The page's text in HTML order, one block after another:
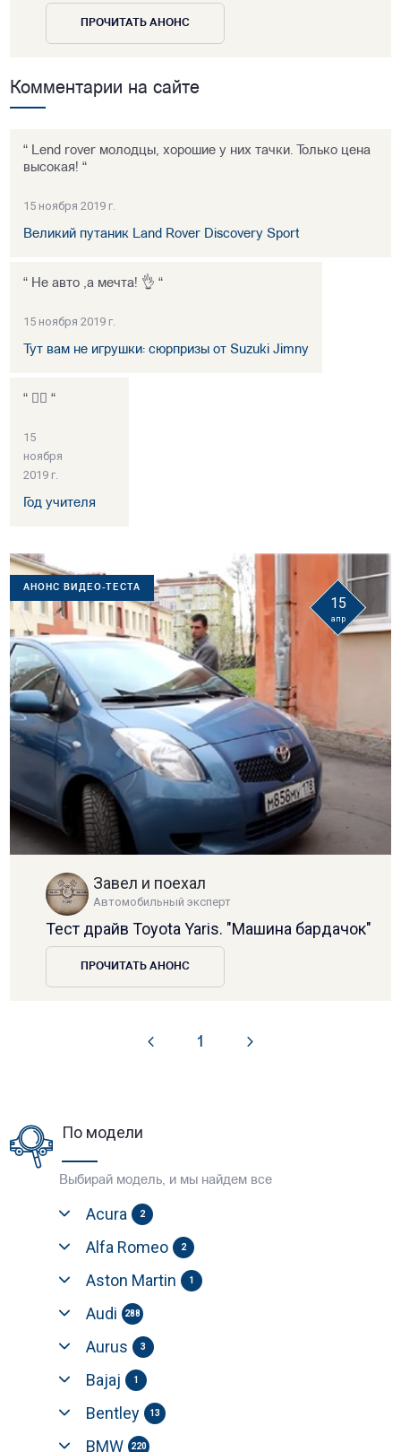
ПРОЧИТАТЬ АНОНС
Комментарии на сайте
“ Lend rover молодцы, хорошие у них тачки. Только цена
высокая! “
15 ноября 2019 г.
Великий путаник Land Rover Discovery Sport
“ Не авто ,а мечта! 👌 “
15 ноября 2019 г.
Тут вам не игрушки: сюрпризы от Suzuki Jimny
“ 👍🏻 “
15
ноября
2019 г.
Год учителя
АНОНС ВИДЕО-ТЕСТА
15
апр
Завел и поехал
Автомобильный эксперт
Тест драйв Toyota Yaris. "Машина бардачок"
ПРОЧИТАТЬ АНОНС
1
По модели
Выбирай модель, и мы найдем все
Acura 2
Alfa Romeo 2
Aston Martin 1
Audi 288
Aurus 3
Bajaj 1
Bentley 13
BMW 220